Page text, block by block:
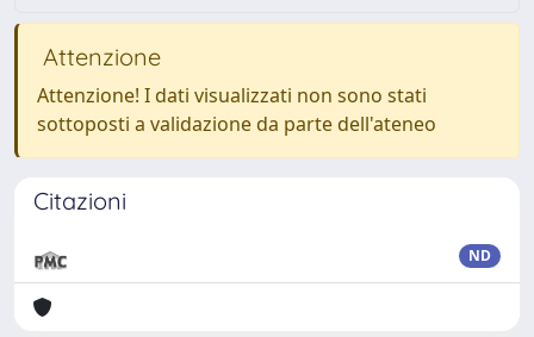
Attenzione
Attenzione! I dati visualizzati non sono stati
sottoposti a validazione da parte dell'ateneo
Citazioni
ND